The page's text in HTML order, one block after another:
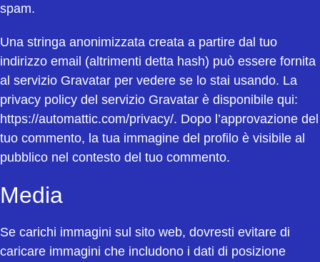
spam.
Una stringa anonimizzata creata a partire dal tuo
indirizzo email (altrimenti detta hash) può essere fornita
al servizio Gravatar per vedere se lo stai usando. La
privacy policy del servizio Gravatar è disponibile qui:
https://automattic.com/privacy/. Dopo l’approvazione del
tuo commento, la tua immagine del profilo è visibile al
pubblico nel contesto del tuo commento.
Media
Se carichi immagini sul sito web, dovresti evitare di
caricare immagini che includono i dati di posizione